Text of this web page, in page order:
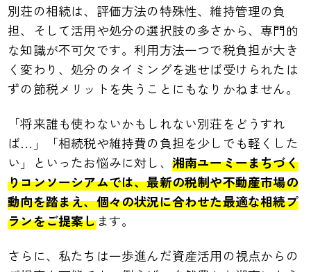
別荘の相続は、評価方法の特殊性、維持管理の負
担、そして活用や処分の選択肢の多さから、専門的
な知識が不可欠です。利用方法一つで税負担が大き
く変わり、処分のタイミングを逃せば受けられたは
ずの節税メリットを失うことにもなりかねません。
「将来誰も使わないかもしれない別荘をどうすれ
ば…」「相続税や維持費の負担を少しでも軽くした
い」といったお悩みに対し、 湘南ユーミーまちづく
りコンソーシアムでは、最新の税制や不動産市場の
動向を踏まえ、個々の状況に合わせた最適な相続プ
ランをご提案します。
さらに、私たちは一歩進んだ資産活用の視点からの